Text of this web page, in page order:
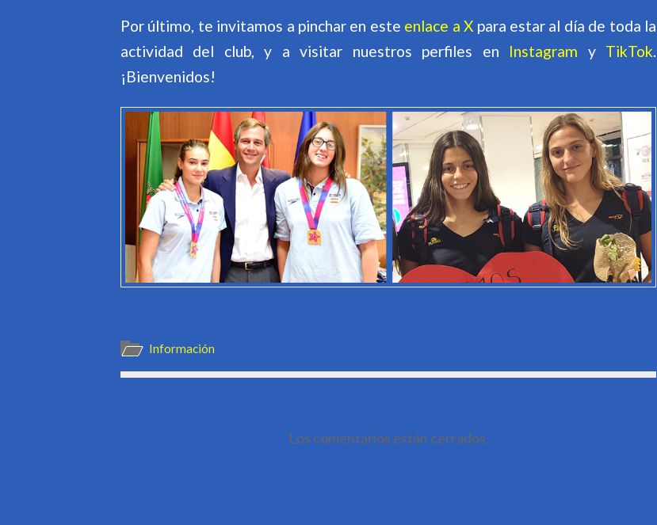
Por último, te invitamos a pinchar en este enlace a X para estar al día de toda la
actividad del club, y a visitar nuestros perfiles en Instagram y TikTok.
¡Bienvenidos!
Información
Los comentarios están cerrados.